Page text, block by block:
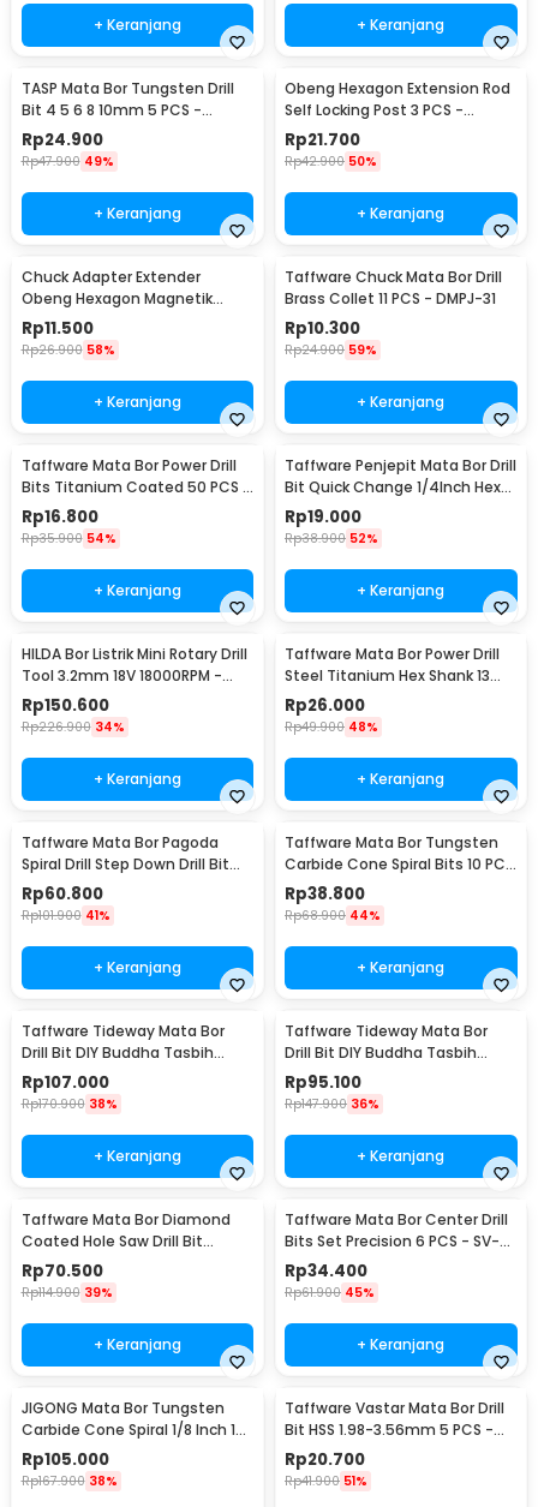
+ Keranjang + Keranjang
TASP Mata Bor Tungsten Drill
Bit 4 5 6 8 10mm 5 PCS -
MGDK002
Rp24.900
Rp47.900 49%
+ Keranjang
Obeng Hexagon Extension Rod
Self Locking Post 3 PCS -
HT43401-3P
Rp21.700
Rp42.900 50%
+ Keranjang
Chuck Adapter Extender
Obeng Hexagon Magnetik
Shank 1/4 Inch
Rp11.500
Rp26.900 58%
+ Keranjang
Taffware Chuck Mata Bor Drill
Brass Collet 11 PCS - DMPJ-31
Rp10.300
Rp24.900 59%
+ Keranjang
Taffware Mata Bor Power Drill
Bits Titanium Coated 50 PCS -
DW1361
Rp16.800
Rp35.900 54%
+ Keranjang
Taffware Penjepit Mata Bor Drill
Bit Quick Change 1/4Inch Hex
Shank - 2054A
Rp19.000
Rp38.900 52%
+ Keranjang
HILDA Bor Listrik Mini Rotary Drill
Tool 3.2mm 18V 18000RPM -
JD5202
Rp150.600
Rp226.900 34%
+ Keranjang
Taffware Mata Bor Power Drill
Steel Titanium Hex Shank 13
PCS - SV-VDB13
Rp26.000
Rp49.900 48%
+ Keranjang
Taffware Mata Bor Pagoda
Spiral Drill Step Down Drill Bit
Tipe 2 5 PCS - BIHH463A
Rp60.800
Rp101.900 41%
+ Keranjang
Taffware Mata Bor Tungsten
Carbide Cone Spiral Bits 10 PCS
- GJ0106
Rp38.800
Rp68.900 44%
+ Keranjang
Taffware Tideway Mata Bor
Drill Bit DIY Buddha Tasbih
Beads 2mm 2 PCS 8mm
Rp107.000
Rp170.900 38%
+ Keranjang
Taffware Tideway Mata Bor
Drill Bit DIY Buddha Tasbih
Beads 2mm 2 PCS 12mm
Rp95.100
Rp147.900 36%
+ Keranjang
Taffware Mata Bor Diamond
Coated Hole Saw Drill Bit
6mm-50mm 15 PCS - GJ0105
Rp70.500
Rp114.900 39%
+ Keranjang
Taffware Mata Bor Center Drill
Bits Set Precision 6 PCS - SV-
VDB25
Rp34.400
Rp61.900 45%
+ Keranjang
JIGONG Mata Bor Tungsten
Carbide Cone Spiral 1/8 Inch 10
PCS - JG8
Rp105.000
Rp167.900 38%
Taffware Vastar Mata Bor Drill
Bit HSS 1.98-3.56mm 5 PCS -
SV-VDB26
Rp20.700
Rp41.900 51%